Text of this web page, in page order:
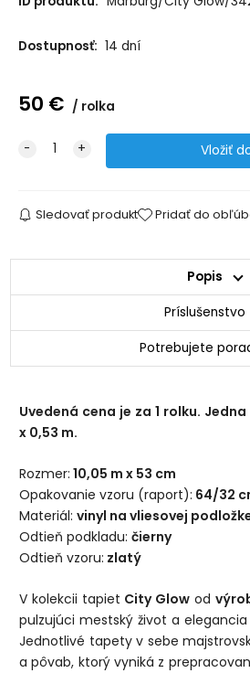
Dostupnosť: 14 dní
50 € rolka
Sledovať produkt Pridať do
Popis
Príslušenstvo
Potrebujete
Uvedená cena je za 1 rolku.
x 0,53 m.
Rozmer: 10,05 m x 53 cm
Opakovanie vzoru (raport): 64/32
Materiál:vinyl na vliesovej
Odtieň podkladu:čierny
Odtieň vzoru: zlatý
V kolekcii tapiet City Glow od
pulzujúci mestský život a
Jednotlivé tapety v sebe
a pôvab, ktorý vyniká z